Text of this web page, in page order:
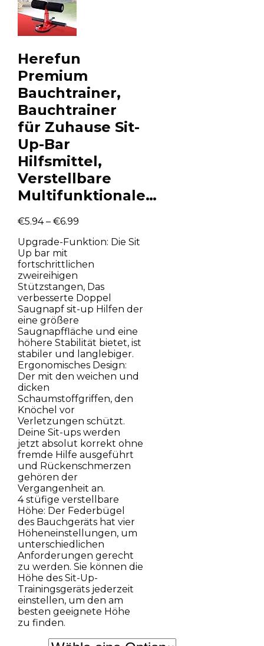
Herefun
Premium
Bauchtrainer,
Bauchtrainer
für Zuhause Sit-
Up-Bar
Hilfsmittel,
Verstellbare
Multifunktionale…
€5.94– €6.99
Upgrade-Funktion: Die Sit
Up bar mit
fortschrittlichen
zweireihigen
Stützstangen, Das
verbesserte Doppel
Saugnapf sit-up Hilfen der
eine größere
Saugnapffläche und eine
höhere Stabilität bietet, ist
stabiler und langlebiger.
Ergonomisches Design:
Der mit den weichen und
dicken
Schaumstoffgriffen, den
Knöchel vor
Verletzungen schützt.
Deine Sit-ups werden
jetzt absolut korrekt ohne
fremde Hilfe ausgeführt
und Rückenschmerzen
gehören der
Vergangenheit an.
4 stüfige verstellbare
Höhe: Der Federbügel
des Bauchgeräts hat vier
Höheneinstellungen, um
unterschiedlichen
Anforderungen gerecht
zu werden. Sie können die
Höhe des Sit-Up-
Trainingsgeräts jederzeit
einstellen, um den am
besten geeignete Höhe
zu finden.